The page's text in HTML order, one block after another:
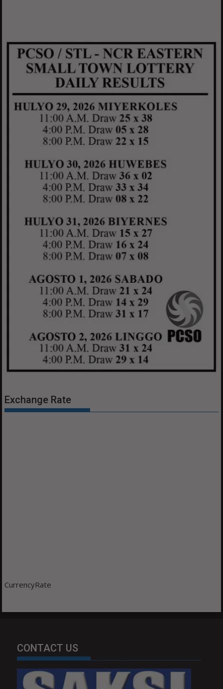
Exchange Rate
CurrencyRate
CONTACT US